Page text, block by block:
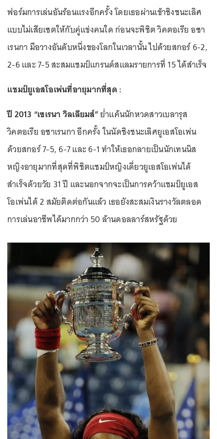
ฟอร์มการเล่นอันร้อนแรงอีกครั้ง โดยเธอผ่านเข้าชิงชนะเลิศ
แบบไม่เสียเซตให้กับคู่แข่งคนใด ก่อนจะพิชิต วิคตอเรีย อซา
เรนกา มือวางอันดับหนึ่งของโลกในเวลานั้น ไปด้วยสกอร์ 6-2,
2-6 และ 7-5 สะสมแชมป์แกรนด์สแลมรายการที่ 15 ได้สำเร็จ
แชมป์ยูเอสโอเพ่นที่อายุมากที่สุด :
ปี 2013 “เซเรนา วิลเลียมส์”ย่ำแค้นนักหวดสาวเบลารุส
วิคตอเรีย อซาเรนกา อีกครั้ง ในนัดชิงชนะเลิศยูเอสโอเพ่น
ด้วยสกอร์ 7-5, 6-7 และ 6-1 ทำให้เธอกลายเป็นนักเทนนิส
หญิงอายุมากที่สุดที่พิชิตแชมป์หญิงเดี่ยวยูเอสโอเพ่นได้
สำเร็จด้วยวัย 31 ปี และนอกจากจะเป็นการคว้าแชมป์ยูเอส
โอเพ่นได้ 2 สมัยติดต่อกันแล้ว เธอยังสะสมเงินรางวัลตลอด
การเล่นอาชีพได้มากกว่า 50 ล้านดอลลาร์สหรัฐด้วย